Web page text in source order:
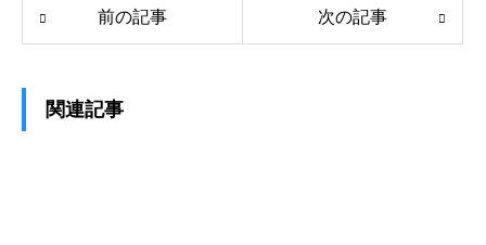
前の記事 次の記事
関連記事